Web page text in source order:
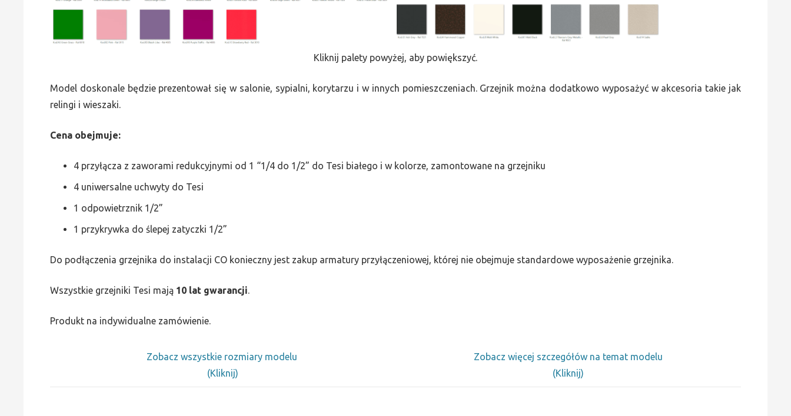
Kliknij palety powyżej, aby powiększyć.
Model doskonale będzie prezentował się w salonie, sypialni, korytarzu i w innych pomieszczeniach. Grzejnik można dodatkowo wyposażyć w akcesoria takie jak
relingi i wieszaki.
Cena obejmuje:
4 przyłącza z zaworami redukcyjnymi od 1 “1/4 do 1/2” do Tesi białego i w kolorze, zamontowane na grzejniku
4 uniwersalne uchwyty do Tesi
1 odpowietrznik 1/2”
1 przykrywka do ślepej zatyczki 1/2”
Do podłączenia grzejnika do instalacji CO konieczny jest zakup armatury przyłączeniowej, której nie obejmuje standardowe wyposażenie grzejnika.
Wszystkie grzejniki Tesi mają 10 lat gwarancji.
Produkt na indywidualne zamówienie.
Zobacz wszystkie rozmiary modelu
(Kliknij)
Zobacz więcej szczegółów na temat modelu
(Kliknij)